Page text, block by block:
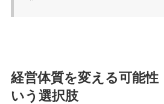
経営体質を変える可能性
いう選択肢